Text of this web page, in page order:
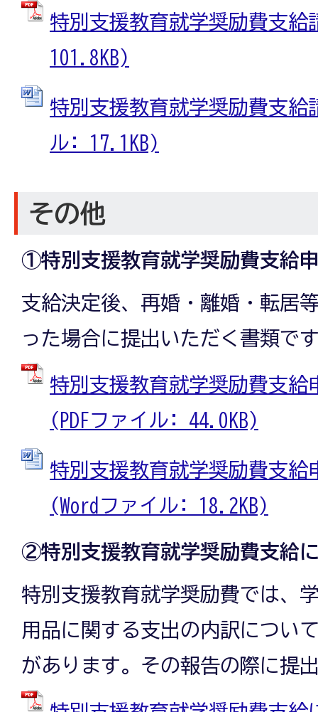
特別支援教育就学奨励費支給
101.8KB)
特別支援教育就学奨励費支給
ル: 17.1KB)
その他
①特別支援教育就学奨励費支給
支給決定後、再婚・離婚・転居
った場合に提出いただく書類で
特別支援教育就学奨励費支給
(PDFファイル: 44.0KB)
特別支援教育就学奨励費支給
(Wordファイル: 18.2KB)
②特別支援教育就学奨励費支給
特別支援教育就学奨励費では、
用品に関する支出の内訳につい
があります。その報告の際に提